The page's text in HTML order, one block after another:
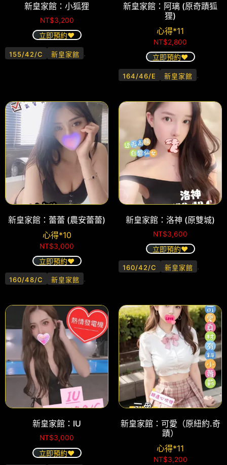
新皇家館：小狐狸
NT$3,200
立即預約❤️
155/42/C 新皇家館 .
新皇家館：阿璃 (原奇蹟狐
狸)
心得*11
NT$2,800
立即預約❤️
164/46/E 新皇家館 .
新皇家館：蕾蕾 (農安蕾蕾)
心得*10
NT$3,000
立即預約❤️
160/48/C 新皇家館 .
新皇家館：洛神 (原雙城)
NT$3,600
立即預約❤️
160/42/C 新皇家館 .
新皇家館：IU
NT$3,000
立即預約❤️
新皇家館：可愛（原紐約.奇
蹟）
心得*11
NT$3,200